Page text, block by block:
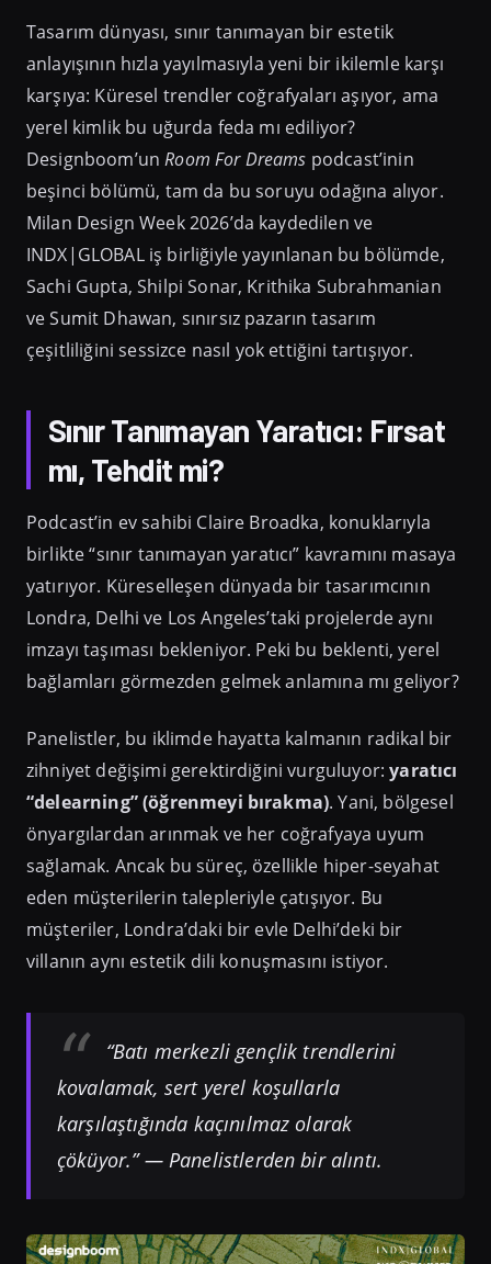
Tasarım dünyası, sınır tanımayan bir estetik
anlayışının hızla yayılmasıyla yeni bir ikilemle karşı
karşıya: Küresel trendler coğrafyaları aşıyor, ama
yerel kimlik bu uğurda feda mı ediliyor?
Designboom’unRoom For Dreams podcast’inin
beşinci bölümü, tam da bu soruyu odağına alıyor.
Milan Design Week 2026’da kaydedilen ve
INDX|GLOBAL iş birliğiyle yayınlanan bu bölümde,
Sachi Gupta, Shilpi Sonar, Krithika Subrahmanian
ve Sumit Dhawan, sınırsız pazarın tasarım
çeşitliliğini sessizce nasıl yok ettiğini tartışıyor.
Sınır Tanımayan Yaratıcı: Fırsat
mı, Tehdit mi?
Podcast’in ev sahibi Claire Broadka, konuklarıyla
birlikte “sınır tanımayan yaratıcı” kavramını masaya
yatırıyor. Küreselleşen dünyada bir tasarımcının
Londra, Delhi ve Los Angeles’taki projelerde aynı
imzayı taşıması bekleniyor. Peki bu beklenti, yerel
bağlamları görmezden gelmek anlamına mı geliyor?
Panelistler, bu iklimde hayatta kalmanın radikal bir
zihniyet değişimi gerektirdiğini vurguluyor:yaratıcı
“delearning” (öğrenmeyi bırakma). Yani, bölgesel
önyargılardan arınmak ve her coğrafyaya uyum
sağlamak. Ancak bu süreç, özellikle hiper-seyahat
eden müşterilerin talepleriyle çatışıyor. Bu
müşteriler, Londra’daki bir evle Delhi’deki bir
villanın aynı estetik dili konuşmasını istiyor.
“Batı merkezli gençlik trendlerini
kovalamak, sert yerel koşullarla
karşılaştığında kaçınılmaz olarak
çöküyor.” — Panelistlerden bir alıntı.